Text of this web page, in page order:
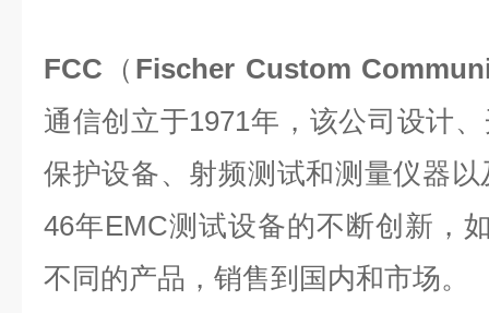
FCC （ Fischer Custom
通信创立于1971年，该公司设计
保护设备、射频测试和测量仪器
46年EMC测试设备的不断创新，
不同的产品，销售到国内和市场。